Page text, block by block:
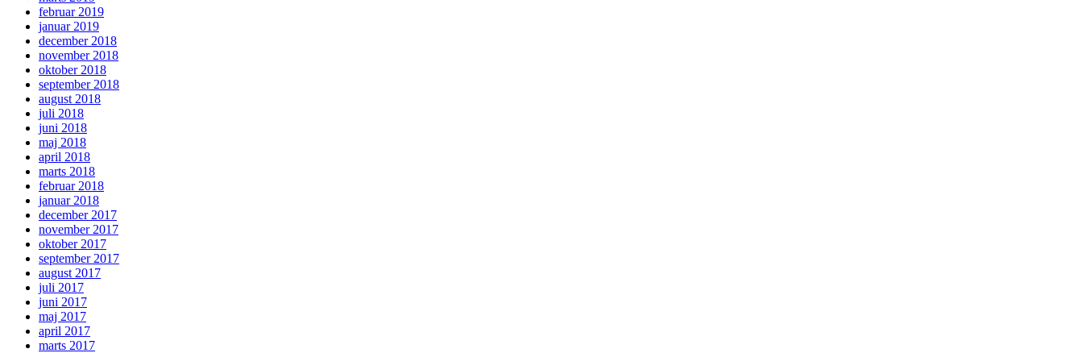
februar 2019
januar 2019
december 2018
november 2018
oktober 2018
september 2018
august 2018
juli 2018
juni 2018
maj 2018
april 2018
marts 2018
februar 2018
januar 2018
december 2017
november 2017
oktober 2017
september 2017
august 2017
juli 2017
juni 2017
maj 2017
april 2017
marts 2017